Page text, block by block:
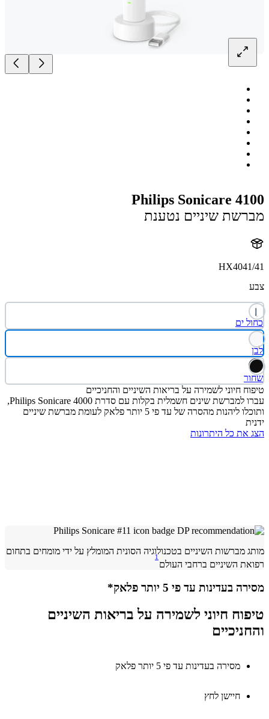
Philips Sonicare
שיניים נטענת
ים
חיוני לשמירה על בריאות השיניים והחניכיים
עברו למברשת שינים חשמלית בקלות עם סדרת Philips Sonicare 4000,
ותוכלו ליהנות מהסרה של עד פי 5 יותר פלאק לעומת מברשת שיניים
כל היתרונות
מברשות השיניים בטכנולוגיה הסונית המומלץ על ידי מומחים בתחום
השיניים ברחבי העולם
1
בעדינות עד פי 5 יותר פלאק*
חיוני לשמירה על בריאות השיניים
מסירה בעדינות עד פי 5 יותר פלאק
חיישן לחץ